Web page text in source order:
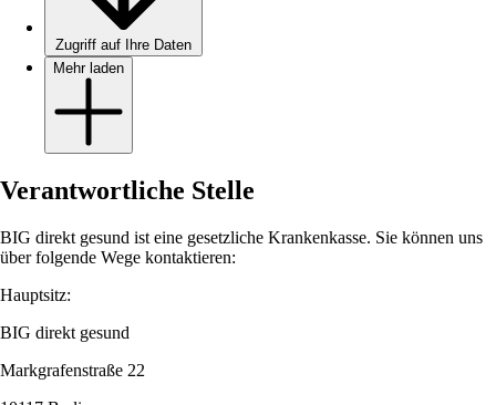
Zugriff auf Ihre Daten
Mehr laden
Verantwortliche Stelle
BIG direkt gesund ist eine gesetzliche Krankenkasse. Sie können uns
über folgende Wege kontaktieren:
Hauptsitz:
BIG direkt gesund
Markgrafenstraße 22